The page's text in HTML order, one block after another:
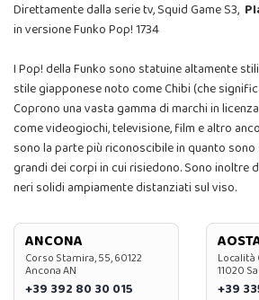
Direttamente dalla serie tv, Squid Game S3,
in versione Funko Pop! 1734
I Pop! della Funko sono statuine altamente
stile giapponese noto come Chibi (che
Coprono una vasta gamma di marchi in
come videogiochi, televisione, film e altro
sono la parte più riconoscibile in quanto
grandi dei corpi in cui risiedono. Sono inoltre
neri solidi ampiamente distanziati sul viso.
ANCONA
Corso Stamira, 55, 60122
Ancona AN
+39 392 80 30 015
Località
11020
+39